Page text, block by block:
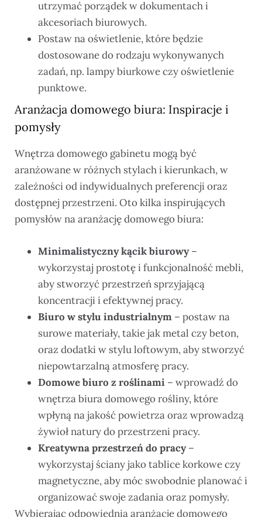
utrzymać porządek w dokumentach i
akcesoriach biurowych.
Postaw na oświetlenie, które będzie
dostosowane do rodzaju wykonywanych
zadań, np. lampy biurkowe czy oświetlenie
punktowe.
Aranżacja domowego biura: Inspiracje i
pomysły
Wnętrza domowego gabinetu mogą być
aranżowane w różnych stylach i kierunkach, w
zależności od indywidualnych preferencji oraz
dostępnej przestrzeni. Oto kilka inspirujących
pomysłów na aranżację domowego biura:
Minimalistyczny kącik biurowy–
wykorzystaj prostotę i funkcjonalność mebli,
aby stworzyć przestrzeń sprzyjającą
koncentracji i efektywnej pracy.
Biuro w stylu industrialnym – postaw na
surowe materiały, takie jak metal czy beton,
oraz dodatki w stylu loftowym, aby stworzyć
niepowtarzalną atmosferę pracy.
Domowe biuro z roślinami – wprowadź do
wnętrza biura domowego rośliny, które
wpłyną na jakość powietrza oraz wprowadzą
żywioł natury do przestrzeni pracy.
Kreatywna przestrzeń do pracy–
wykorzystaj ściany jako tablice korkowe czy
magnetyczne, aby móc swobodnie planować i
organizować swoje zadania oraz pomysły.
Wybierając odpowiednią aranżację domowego